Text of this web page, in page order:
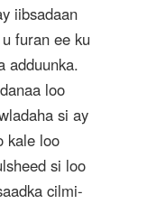
iibsadaan
furan ee ku
adduunka.
loo
si ay
kale loo
si loo
cilmi-